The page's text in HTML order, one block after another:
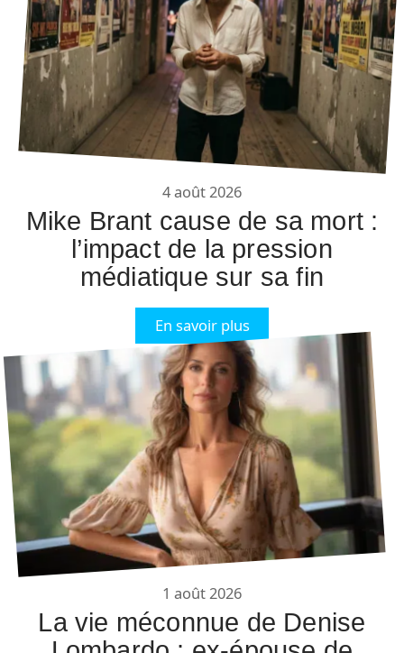
4 août 2026
Mike Brant cause de sa mort :
l’impact de la pression
médiatique sur sa fin
En savoir plus
1 août 2026
La vie méconnue de Denise